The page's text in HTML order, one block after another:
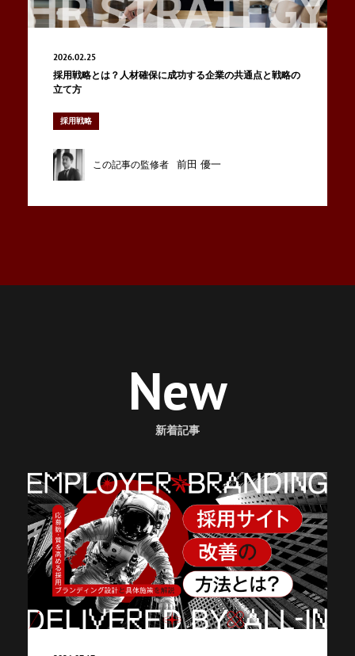
2026.02.25
採用戦略とは？人材確保に成功する企業の共通点と戦略の
立て方
採用戦略
この記事の監修者 前田 優一
New
新着記事